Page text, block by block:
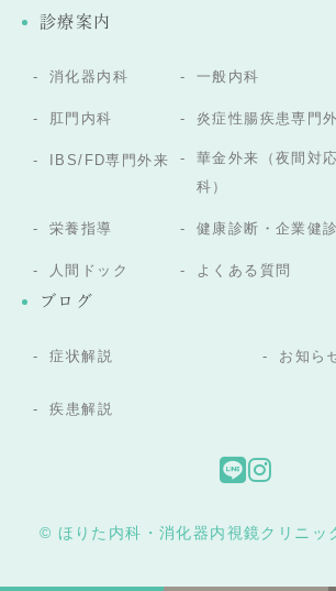
診療案内
消化器内科 一般内科
肛門内科 炎症性腸疾患専門
IBS/FD専門外来
華金外来（夜間対
科）
栄養指導 健康診断・企業健診
人間ドック
よくある質問
ブログ
症状解説 お知ら
疾患解説
© ほりた内科・消化器内視鏡クリニッ